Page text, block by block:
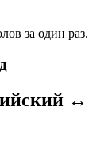
за один раз.
↔